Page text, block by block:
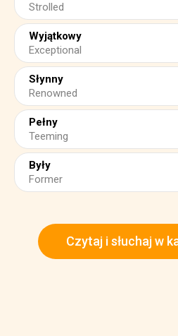
Strolled
Wyjątkowy
Exceptional
Słynny
Renowned
Pełny
Teeming
Były
Former
Czytaj i słuchaj w